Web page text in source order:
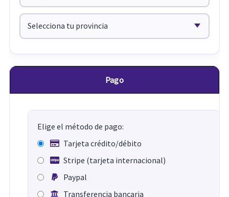
Pago
Elige el método de pago:
Tarjeta crédito/débito
Stripe (tarjeta internacional)
Paypal
Transferencia bancaria